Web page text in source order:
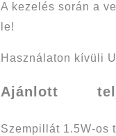
A kezelés során a
le!
Használaton kívüli
Ajánlott
Szempillát 1.5W-os